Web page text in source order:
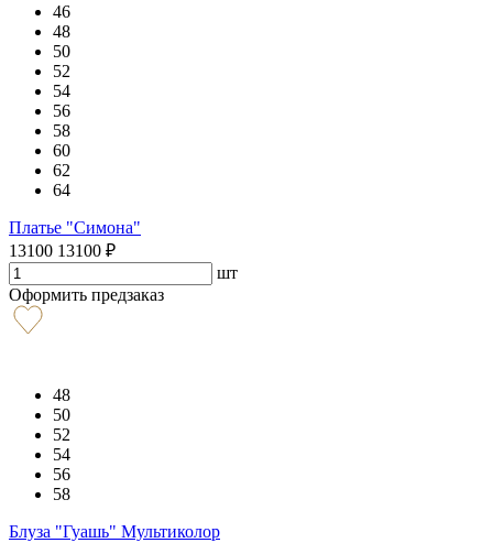
46
48
50
52
54
56
58
60
62
64
Платье "Симона"
13100 13100 ₽
шт
Оформить предзаказ
48
50
52
54
56
58
Блуза "Гуашь" Мультиколор